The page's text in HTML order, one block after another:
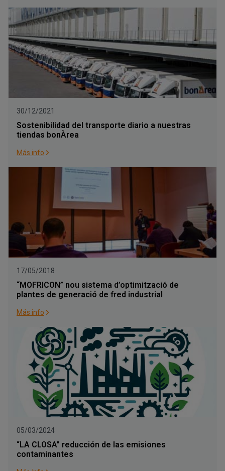
30/12/2021
Sostenibilidad del transporte diario a nuestras
tiendas bonÀrea
Más info
17/05/2018
“MOFRICON” nou sistema d’optimització de
plantes de generació de fred industrial
Más info
05/03/2024
“LA CLOSA” reducción de las emisiones
contaminantes